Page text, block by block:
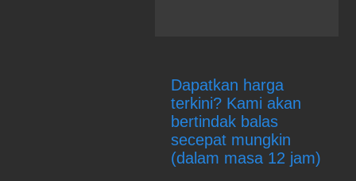
Dapatkan harga
terkini? Kami akan
bertindak balas
secepat mungkin
(dalam masa 12 jam)